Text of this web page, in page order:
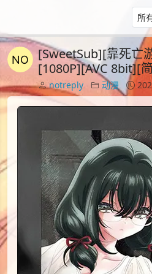
[SweetSub][靠死亡
[1080P][AVC 8bit][
notreply 动漫